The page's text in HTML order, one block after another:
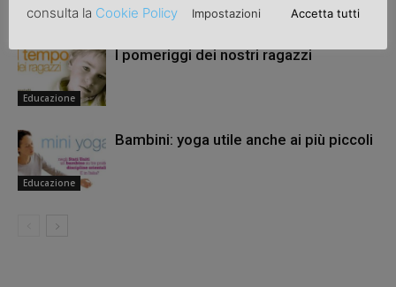
Educazione
Educazione
I pomeriggi dei nostri ragazzi
Educazione
Bambini: yoga utile anche ai più piccoli
consulta la Cookie Policy Impostazioni Accetta tutti